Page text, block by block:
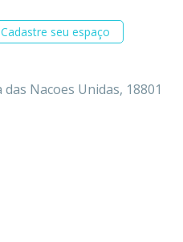
Cadastre seu espaço